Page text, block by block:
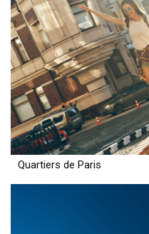
Quartiers de Paris